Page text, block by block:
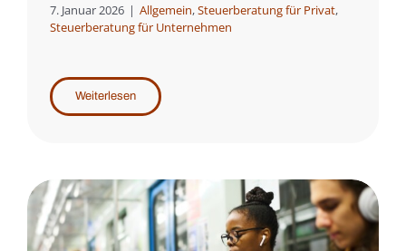
7. Januar 2026 | Allgemein,Steuerberatung für Privat,
Steuerberatung für Unternehmen
Weiterlesen